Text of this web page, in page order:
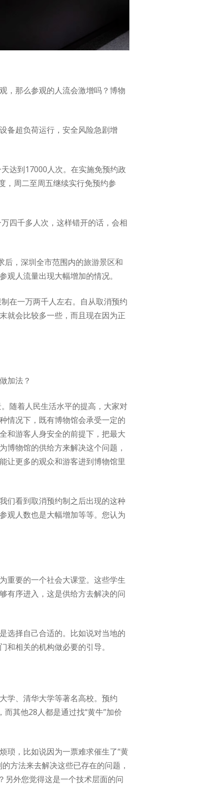
，那么参观的人流会激增吗？博物
备超负荷运行，安全风险急剧增
达到17000人次。在实施免预约政
，周二至周五继续实行免预约参
四千多人次，这样错开的话，会相
后，深圳全市范围内的旅游景区和
人流量出现大幅增加的情况。
在一万两千人左右。自从取消预约
就会比较多一些，而且现在因为正
加法？
随着人民生活水平的提高，大家对
情况下，既有博物馆会承受一定的
和游客人身安全的前提下，把最大
博物馆的供给方来解决这个问题，
让更多的观众和游客进到博物馆里
们看到取消预约制之后出现的这种
观人数也是大幅增加等等。您认为
重要的一个社会大课堂。这些学生
有序进入，这是供给方去解决的问
选择自己合适的。比如说对当地的
相关的机构做必要的引导。
学、清华大学等著名高校。预约
其他28人都是通过找“黄牛”加价
琐，比如说因为一票难求催生了“黄
方法来去解决这些已存在的问题，
另外您觉得这是一个技术层面的问